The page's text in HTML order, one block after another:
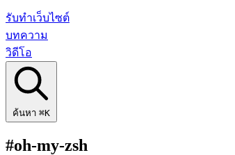
รับทำเว็บไซต์
บทความ
วิดีโอ
ค้นหา ⌘K
#oh-my-zsh